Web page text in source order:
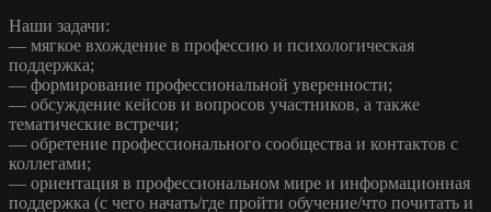
Наши задачи:
— мягкое вхождение в профессию и психологическая
поддержка;
— формирование профессиональной уверенности;
— обсуждение кейсов и вопросов участников, а также
тематические встречи;
— обретение профессионального сообщества и контактов с
коллегами;
— ориентация в профессиональном мире и информационная
поддержка (с чего начать/где пройти обучение/что почитать и